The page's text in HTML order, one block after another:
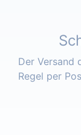
Der Versand
Regel per